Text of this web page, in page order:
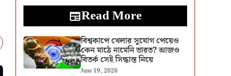
Read More
বিশ্বকাপে খেলার সুযোগ পেয়েও
কেন মাঠে নামেনি ভারত? আজও
বিতর্ক সেই সিদ্ধান্ত নিয়ে
June 19, 2026